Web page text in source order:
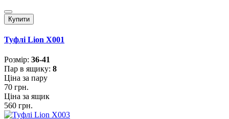
Купити
Туфлі Lion X001
Розмiр: 36-41
Пар в ящику: 8
Ціна за пару
70 грн.
Ціна за ящик
560 грн.